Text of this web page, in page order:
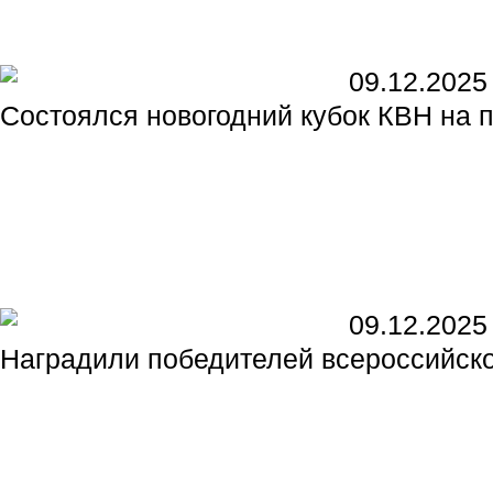
09.12.2025
Состоялся новогодний кубок КВН на
09.12.2025
Наградили победителей